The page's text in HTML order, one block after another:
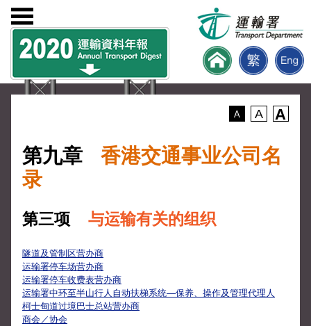
A A A
第九章
香港交通事业公司名
录
第三项 与运输有关的组织
隧道及管制区营办商
运输署停车场营办商
运输署停车收费表营办商
运输署中环至半山行人自动扶梯系统—保养、操作及管理代理人
柯士甸道过境巴士总站营办商
商会／协会